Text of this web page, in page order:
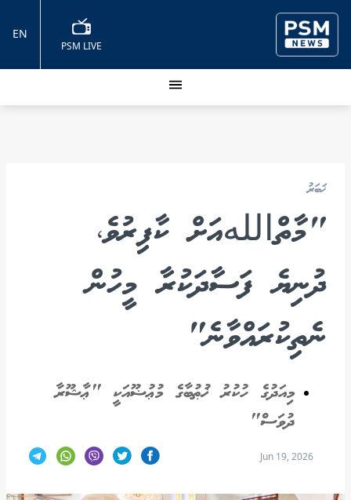
PSM LIVE
EN
ޚަބަރު
"މާތްاللهއަށް ކާފިރުވެ،
ދުނިޔެ ފަސާދަކުރާ މީހުން
ނެތިކުރައްވާނެ"
މިއަދުގެ ހުކުރު ޚުޠުބާގެ މުޢުޟޫއަކީ "ޢާޝޫރާ
ދުވަސް"
Jun 19, 2026